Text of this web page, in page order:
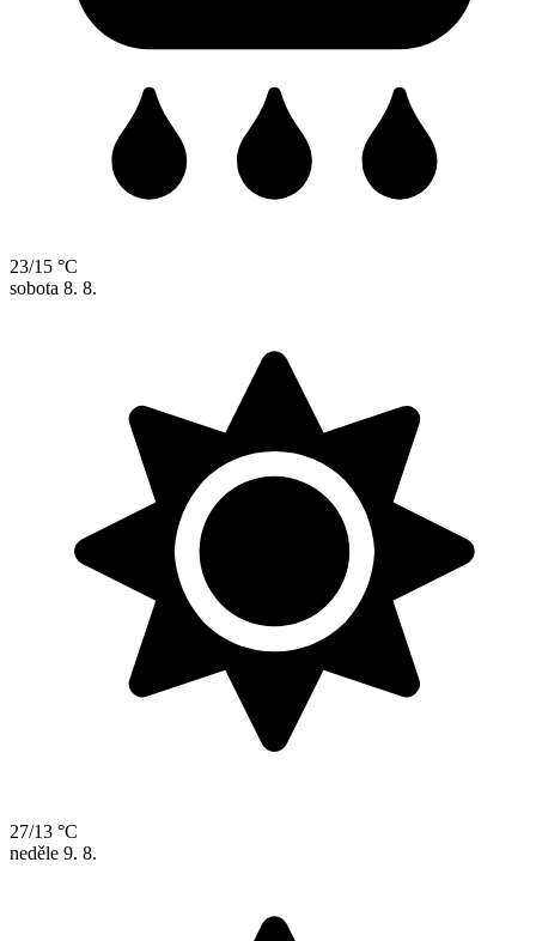
23/15 °C
sobota 8. 8.
27/13 °C
neděle 9. 8.